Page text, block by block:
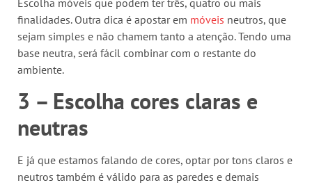
finalidades. Outra dica é apostar em móveis neutros, que
sejam simples e não chamem tanto a atenção. Tendo uma
base neutra, será fácil combinar com o restante do
ambiente.
3 – Escolha cores claras e
neutras
E já que estamos falando de cores, optar por tons claros e
neutros também é válido para as paredes e demais